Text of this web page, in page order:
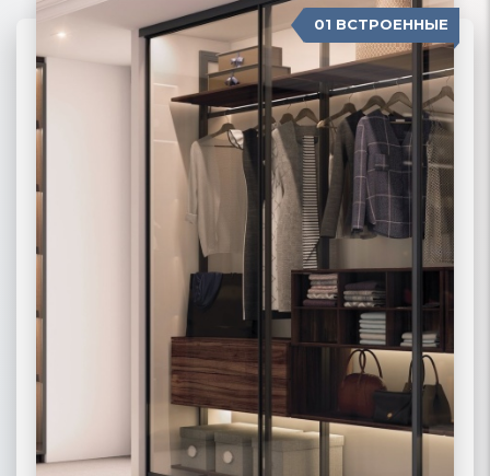
04 П-ОБРАЗНЫЕ 01 ВСТРОЕННЫЕ
02 РАДИУСНЫЕ
03 МОДЕРН